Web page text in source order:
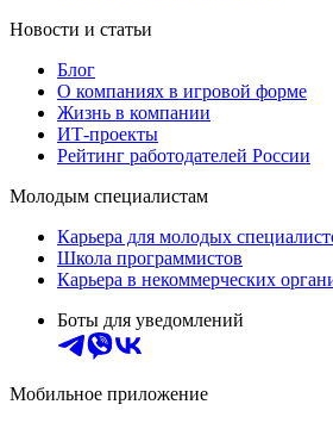
Новости и статьи
Блог
О компаниях в игровой форме
Жизнь в компании
ИТ-проекты
Рейтинг работодателей России
Молодым специалистам
Карьера для молодых
Школа программистов
Карьера в некоммерческих
Боты для уведомлений
Мобильное приложение